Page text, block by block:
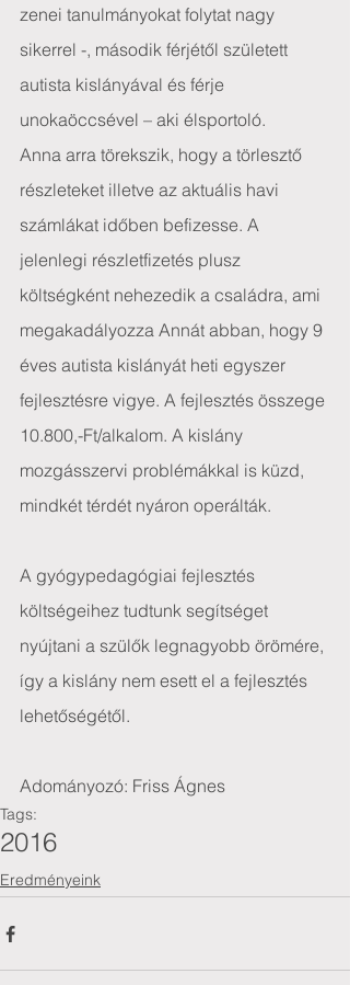
zenei tanulmányokat folytat nagy
sikerrel -, második férjétől született
autista kislányával és férje
unokaöccsével – aki élsportoló.
Anna arra törekszik, hogy a törlesztő
részleteket illetve az aktuális havi
számlákat időben befizesse. A
jelenlegi részletfizetés plusz
költségként nehezedik a családra, ami
megakadályozza Annát abban, hogy 9
éves autista kislányát heti egyszer
fejlesztésre vigye. A fejlesztés összege
10.800,-Ft/alkalom. A kislány
mozgásszervi problémákkal is küzd,
mindkét térdét nyáron operálták.
A gyógypedagógiai fejlesztés
költségeihez tudtunk segítséget
nyújtani a szülők legnagyobb örömére,
így a kislány nem esett el a fejlesztés
lehetőségétől.
Adományozó: Friss Ágnes
Tags:
2016
Eredményeink